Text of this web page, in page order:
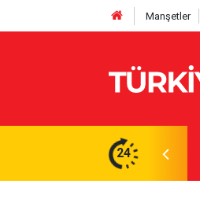
Manşetler
24
yansımayabilir